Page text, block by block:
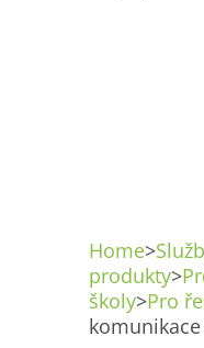
Home>
produkty>
školy>Pro